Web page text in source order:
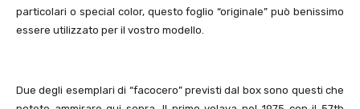
particolari o special color, questo foglio “originale” può benissimo
essere utilizzato per il vostro modello.
Due degli esemplari di “facocero” previsti dal box sono questi che